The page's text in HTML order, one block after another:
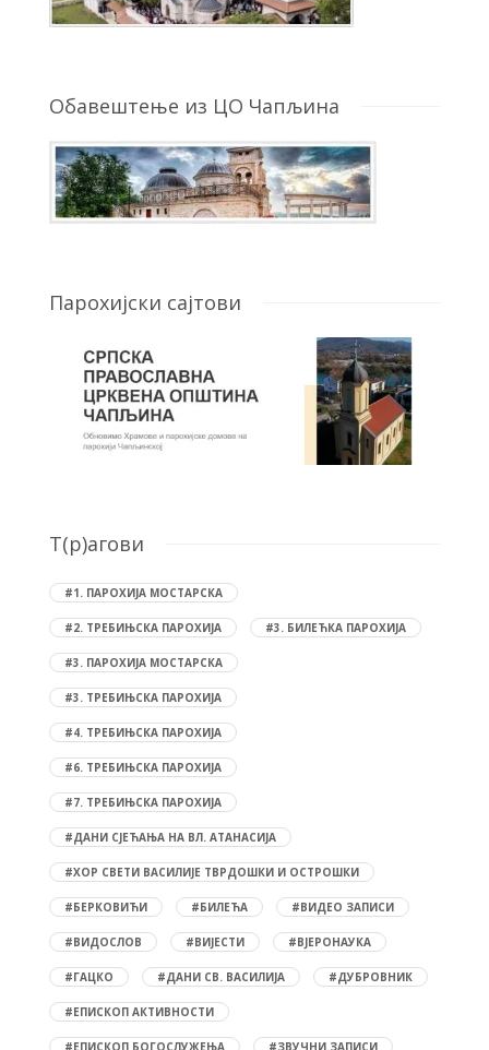
Обавештење из ЦО Чапљина
Парохијски сајтови
T(р)агови
#1. ПАРОХИЈА МОСТАРСКА
#2. ТРЕБИЊСКА ПАРОХИЈА #3. БИЛЕЋКА ПАРОХИЈА
#3. ПАРОХИЈА МОСТАРСКА
#3. ТРЕБИЊСКА ПАРОХИЈА
#4. ТРЕБИЊСКА ПАРОХИЈА
#6. ТРЕБИЊСКА ПАРОХИЈА
#7. ТРЕБИЊСКА ПАРОХИЈА
#ДАНИ СЈЕЋАЊА НА ВЛ. АТАНАСИЈА
#ХОР СВЕТИ ВАСИЛИЈЕ ТВРДОШКИ И ОСТРОШКИ
#БЕРКОВИЋИ #БИЛЕЋА #ВИДЕО ЗАПИСИ
#ВИДОСЛОВ #ВИЈЕСТИ #ВЈЕРОНАУКА
#ГАЦКО #ДАНИ СВ. ВАСИЛИЈА #ДУБРОВНИК
#ЕПИСКОП АКТИВНОСТИ
#ЕПИСКОП БОГОСЛУЖЕЊА #ЗВУЧНИ ЗАПИСИ